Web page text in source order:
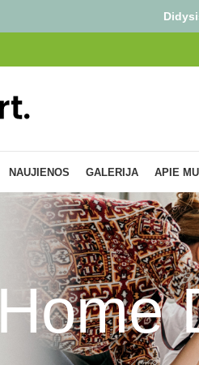
NAUJIENOS GALERIJA APIE
Home